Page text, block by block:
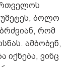
უმეტეს, ბოლო
რომ
ამბობენ,
იქნება, ვინც